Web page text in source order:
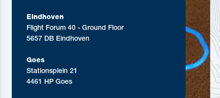
Eindhoven
Flight Forum 40 - Ground Floor
5657 DB Eindhoven
Goes
Stationsplein 21
4461 HP Goes